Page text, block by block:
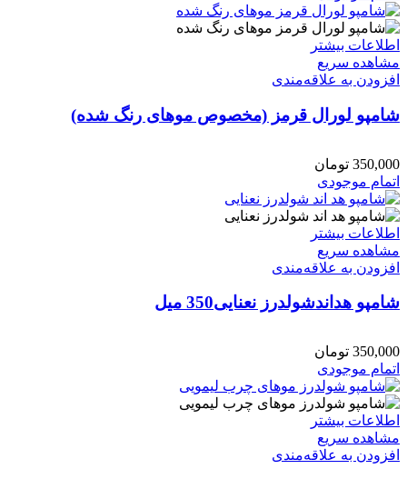
اطلاعات بیشتر
مشاهده سریع
افزودن به علاقه‌مندی
شامپو لورال قرمز (مخصوص موهای رنگ شده)
350,000 تومان
اتمام موجودی
اطلاعات بیشتر
مشاهده سریع
افزودن به علاقه‌مندی
شامپو هداندشولدرز نعنایی350 میل
350,000 تومان
اتمام موجودی
اطلاعات بیشتر
مشاهده سریع
افزودن به علاقه‌مندی